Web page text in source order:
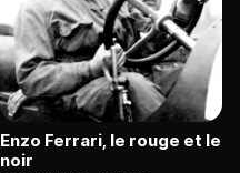
Enzo Ferrari, le rouge et le
noir